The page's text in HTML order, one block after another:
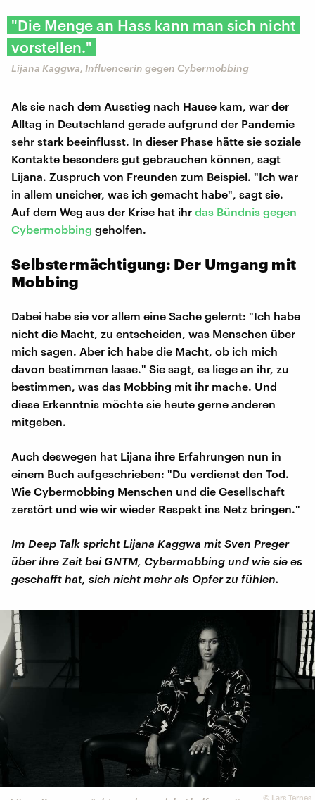
"Die Menge an Hass kann man sich nicht
vorstellen."
Lijana Kaggwa, Influencerin gegen Cybermobbing
Als sie nach dem Ausstieg nach Hause kam, war der
Alltag in Deutschland gerade aufgrund der Pandemie
sehr stark beeinflusst. In dieser Phase hätte sie soziale
Kontakte besonders gut gebrauchen können, sagt
Lijana. Zuspruch von Freunden zum Beispiel. "Ich war
in allem unsicher, was ich gemacht habe", sagt sie.
Auf dem Weg aus der Krise hat ihr das Bündnis gegen
Cybermobbing geholfen.
Selbstermächtigung: Der Umgang mit
Mobbing
Dabei habe sie vor allem eine Sache gelernt: "Ich habe
nicht die Macht, zu entscheiden, was Menschen über
mich sagen. Aber ich habe die Macht, ob ich mich
davon bestimmen lasse." Sie sagt, es liege an ihr, zu
bestimmen, was das Mobbing mit ihr mache. Und
diese Erkenntnis möchte sie heute gerne anderen
mitgeben.
Auch deswegen hat Lijana ihre Erfahrungen nun in
einem Buch aufgeschrieben: "Du verdienst den Tod.
Wie Cybermobbing Menschen und die Gesellschaft
zerstört und wie wir wieder Respekt ins Netz bringen."
Im Deep Talk spricht Lijana Kaggwa mit Sven Preger
über ihre Zeit bei GNTM, Cybermobbing und wie sie es
geschafft hat, sich nicht mehr als Opfer zu fühlen.
© Lars Ternes